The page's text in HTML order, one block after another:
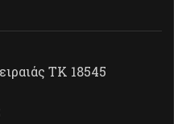
ΤΚ 18545